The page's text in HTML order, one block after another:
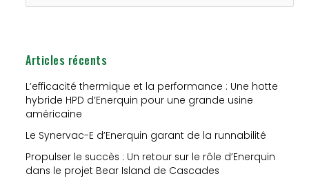
h
r
c
h
e
r
Articles récents
L’efficacité thermique et la performance : Une hotte
hybride HPD d’Enerquin pour une grande usine
américaine
Le Synervac-E d’Enerquin garant de la runnabilité
Propulser le succès : Un retour sur le rôle d’Enerquin
dans le projet Bear Island de Cascades